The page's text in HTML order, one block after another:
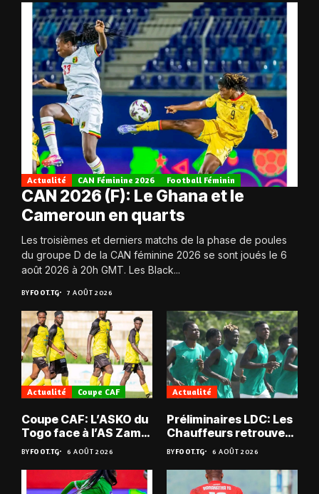
Actualité CAN Féminine 2026 Football Féminin
CAN 2026 (F): Le Ghana et le
Cameroun en quarts
Les troisièmes et derniers matchs de la phase de poules
du groupe D de la CAN féminine 2026 se sont joués le 6
août 2026 à 20h GMT. Les Black...
BYFOOT.TG 7 AOÛT 2026
Actualité Coupe CAF
Coupe CAF: L’ASKO du
Togo face à l’AS Zam
du Niger
BYFOOT.TG 6 AOÛT 2026
Actualité
Préliminaires LDC: Les
Chauffeurs retrouvent
les Mimos
BYFOOT.TG 6 AOÛT 2026